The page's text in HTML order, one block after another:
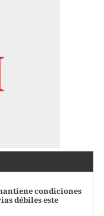
condiciones
débiles este